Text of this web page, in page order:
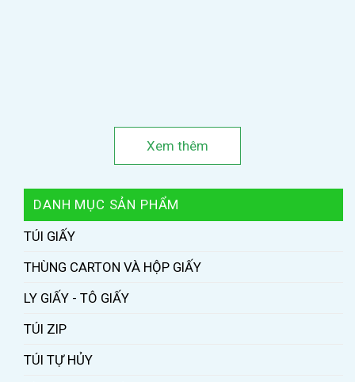
Xem thêm
DANH MỤC SẢN PHẨM
TÚI GIẤY
THÙNG CARTON VÀ HỘP GIẤY
LY GIẤY - TÔ GIẤY
TÚI ZIP
TÚI TỰ HỦY